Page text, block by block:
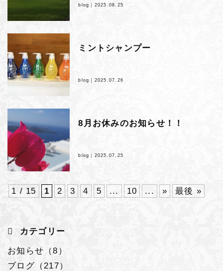
カテゴリー
お知らせ（8）
ブログ（217）
blog｜ 2025.08.25
ミントシャンプー
blog｜ 2025.07.26
8月お休みのお知らせ！！
blog｜ 2025.07.25
1 / 15 1 2 3 4 5 ... 10 ... » 最後 »